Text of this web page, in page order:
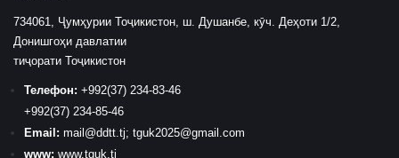
734061, Ҷумҳурии Тоҷикистон, ш. Душанбе, кӯч. Деҳоти 1/2,
Донишгоҳи давлатии
тиҷорати Тоҷикистон
Телефон: +992(37) 234-83-46
+992(37) 234-85-46
Email: mail@ddtt.tj; tguk2025@gmail.com
www: www.tguk.tj